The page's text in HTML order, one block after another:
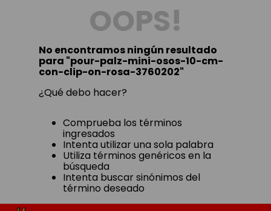
toy story
OOPS!
No encontramos ningún resultado
para "pour-palz-mini-osos-10-cm-
con-clip-on-rosa-3760202"
¿Qué debo hacer?
Comprueba los términos
ingresados
Intenta utilizar una sola palabra
Utiliza términos genéricos en la
búsqueda
Intenta buscar sinónimos del
término deseado